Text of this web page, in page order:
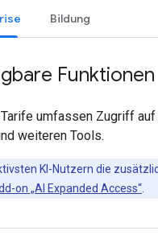
Bildung
Funktionen
umfassen Zugriff
weiteren Tools.
KI-Nutzern die
on „AI Expanded Access“